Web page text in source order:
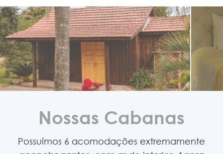
Nossas Cabanas
Possuímos 6 acomodações extremamente